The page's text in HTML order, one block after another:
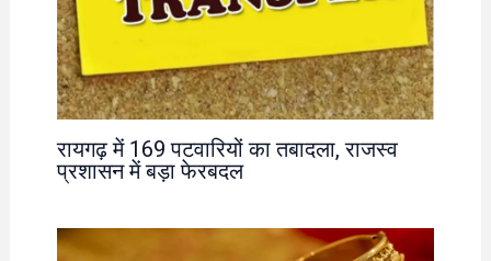
रायगढ़ में 169 पटवारियों का तबादला, राजस्व
प्रशासन में बड़ा फेरबदल